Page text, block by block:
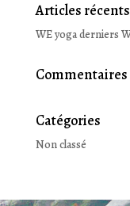
Articles récents
WE yoga derniers
Catégories
Non classé